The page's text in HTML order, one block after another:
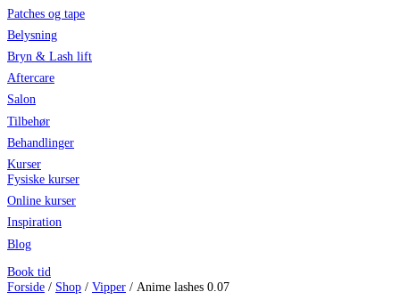
Patches og tape
Belysning
Bryn & Lash lift
Aftercare
Salon
Tilbehør
Behandlinger
Kurser
Fysiske kurser
Online kurser
Inspiration
Blog
Book tid
Forside / Shop / Vipper / Anime lashes 0.07